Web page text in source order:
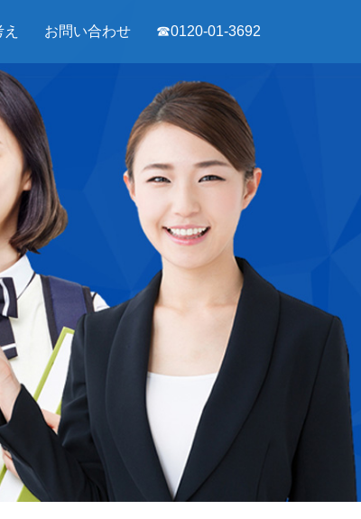
お問い合わせ ☎0120-01-3692